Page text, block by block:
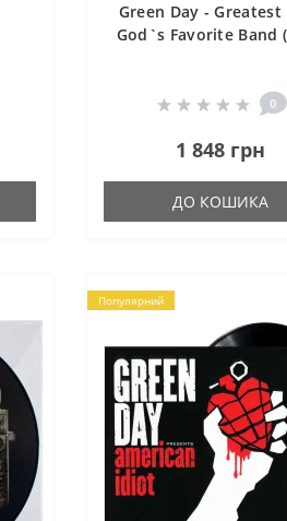
Green Day - Greatest
God`s Favorite Band
0
1 848 грн
ДО КОШИКА
Популярний